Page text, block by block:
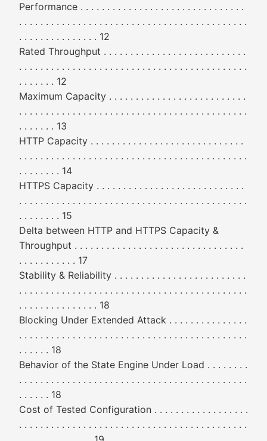
Performance . . . . . . . . . . . . . . . . . . . . . . . . . . . . . . .
. . . . . . . . . . . . . . . . . . . . . . . . . . . . . . . . . . . . . . . . . . .
. . . . . . . . . . . . . . . 12
Rated Throughput . . . . . . . . . . . . . . . . . . . . . . . . . . .
. . . . . . . . . . . . . . . . . . . . . . . . . . . . . . . . . . . . . . . . . . .
. . . . . . . 12
Maximum Capacity . . . . . . . . . . . . . . . . . . . . . . . . . .
. . . . . . . . . . . . . . . . . . . . . . . . . . . . . . . . . . . . . . . . . . .
. . . . . . . 13
HTTP Capacity . . . . . . . . . . . . . . . . . . . . . . . . . . . . .
. . . . . . . . . . . . . . . . . . . . . . . . . . . . . . . . . . . . . . . . . . .
. . . . . . . . 14
HTTPS Capacity . . . . . . . . . . . . . . . . . . . . . . . . . . . .
. . . . . . . . . . . . . . . . . . . . . . . . . . . . . . . . . . . . . . . . . . .
. . . . . . . . 15
Delta between HTTP and HTTPS Capacity &
Throughput . . . . . . . . . . . . . . . . . . . . . . . . . . . . . . . .
. . . . . . . . . . . 17
Stability & Reliability . . . . . . . . . . . . . . . . . . . . . . . . .
. . . . . . . . . . . . . . . . . . . . . . . . . . . . . . . . . . . . . . . . . . .
. . . . . . . . . . . . . . . 18
Blocking Under Extended Attack . . . . . . . . . . . . . . .
. . . . . . . . . . . . . . . . . . . . . . . . . . . . . . . . . . . . . . . . . . .
. . . . . . 18
Behavior of the State Engine Under Load . . . . . . . .
. . . . . . . . . . . . . . . . . . . . . . . . . . . . . . . . . . . . . . . . . . .
. . . . . . 18
Cost of Tested Configuration . . . . . . . . . . . . . . . . . .
. . . . . . . . . . . . . . . . . . . . . . . . . . . . . . . . . . . . . . . . . . .